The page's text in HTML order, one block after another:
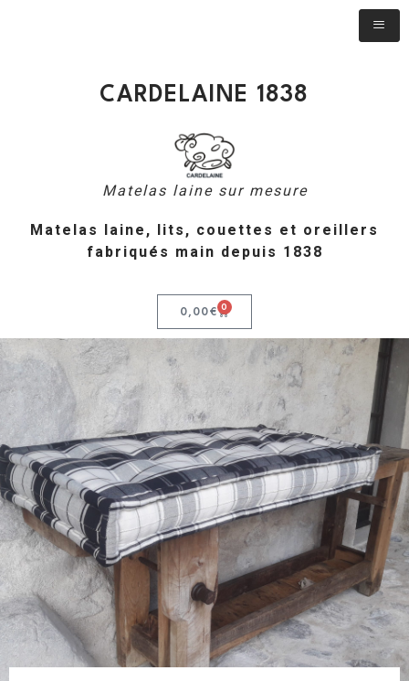
CARDELAINE 1838
Matelas laine sur mesure
Matelas laine, lits, couettes et oreillers
fabriqués main depuis 1838
0,00€ 0